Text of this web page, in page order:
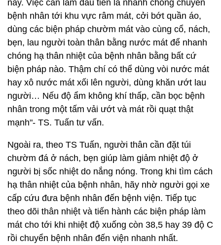
này. Việc cần làm đầu tiên là nhanh chóng chuyển
bệnh nhân tới khu vực râm mát, cởi bớt quần áo,
dùng các biện pháp chườm mát vào cùng cổ, nách,
bẹn, lau người toàn thân bằng nước mát để nhanh
chóng hạ thân nhiệt của bệnh nhân bằng bất cứ
biện pháp nào. Thậm chí có thể dùng vòi nước mát
hay xô nước mát xối lên người, dùng khăn ướt lau
người… Nếu độ ẩm không khí thấp, cần bọc bệnh
nhân trong một tấm vải ướt và mát rồi quạt thật
mạnh"- TS. Tuấn tư vấn.
Ngoài ra, theo TS Tuấn, người thân cần đặt túi
chườm đá ở nách, bẹn giúp làm giảm nhiệt độ ở
người bị sốc nhiệt do nắng nóng. Trong khi tìm cách
hạ thân nhiệt của bệnh nhân, hãy nhờ người gọi xe
cấp cứu đưa bệnh nhân đến bệnh viện. Tiếp tục
theo dõi thân nhiệt và tiến hành các biện pháp làm
mát cho tới khi nhiệt độ xuống còn 38,5 hay 39 độ C
rồi chuyển bệnh nhân đến viện nhanh nhất.